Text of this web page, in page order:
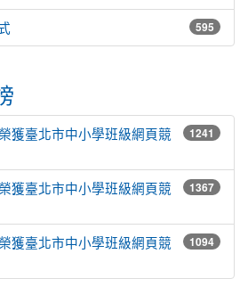
595
1241
獲臺北市中小學班級網頁競
1367
獲臺北市中小學班級網頁競
1094
獲臺北市中小學班級網頁競